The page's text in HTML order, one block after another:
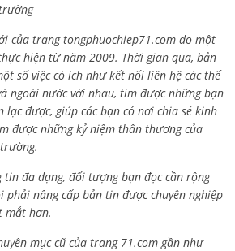
của trang tongphuochiep71.com do một
hiện từ năm 2009. Thời gian qua, bản
số việc có ích như kết nối liên hệ các thế
ngoài nước với nhau, tìm được những bạn
được, giúp các bạn có nơi chia sẻ kinh
được những kỷ niệm thân thương của
tin đa dạng, đối tượng bạn đọc cần rộng
phải nâng cấp bản tin được chuyên nghiệp
mắt hơn.
mục cũ của trang 71.com gần như